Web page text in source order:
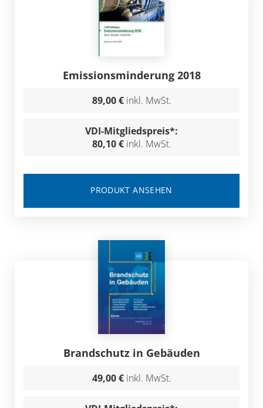
Emissionsminderung 2018
89,00 € inkl. MwSt.
VDI-Mitgliedspreis*:
80,10 € inkl. MwSt.
PRODUKT ANSEHEN
Brandschutz in Gebäuden
49,00 € inkl. MwSt.